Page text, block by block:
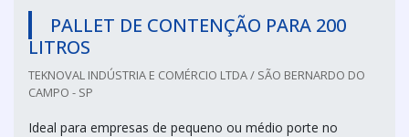
PALLET DE CONTENÇÃO PARA 200
LITROS
TEKNOVAL INDÚSTRIA E COMÉRCIO LTDA / SÃO BERNARDO DO
CAMPO - SP
Ideal para empresas de pequeno ou médio porte no